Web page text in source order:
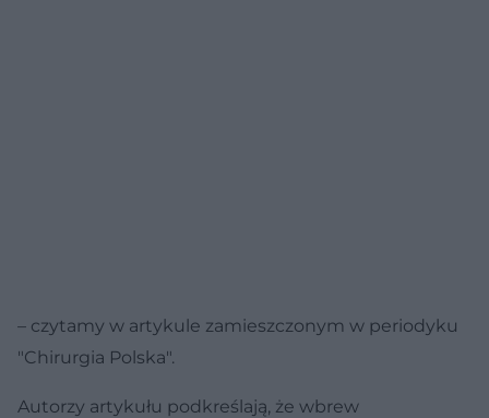
– czytamy w artykule zamieszczonym w periodyku
"Chirurgia Polska".
Autorzy artykułu podkreślają, że wbrew